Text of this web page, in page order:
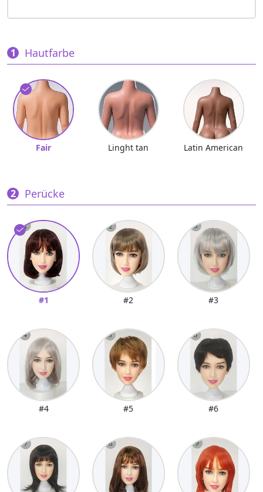
Hautfarbe
Fair Linght tan Latin American
Perücke
#1 #2 #3
#4 #5 #6